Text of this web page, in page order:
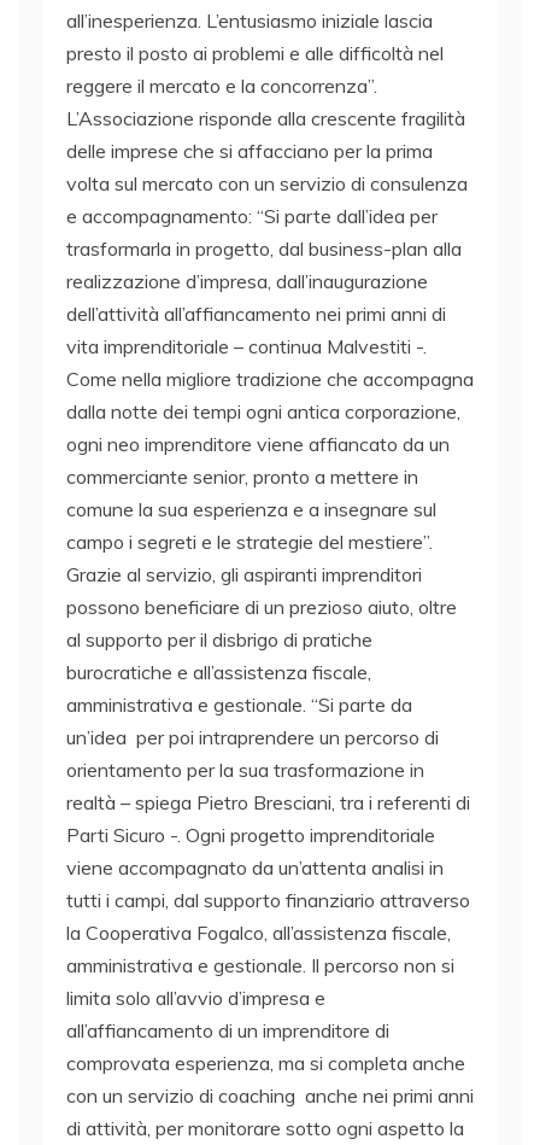
all’inesperienza. L’entusiasmo iniziale lascia
presto il posto ai problemi e alle difficoltà nel
reggere il mercato e la concorrenza”.
L’Associazione risponde alla crescente fragilità
delle imprese che si affacciano per la prima
volta sul mercato con un servizio di consulenza
e accompagnamento: “Si parte dall’idea per
trasformarla in progetto, dal business-plan alla
realizzazione d’impresa, dall’inaugurazione
dell’attività all’affiancamento nei primi anni di
vita imprenditoriale – continua Malvestiti -.
Come nella migliore tradizione che accompagna
dalla notte dei tempi ogni antica corporazione,
ogni neo imprenditore viene affiancato da un
commerciante senior, pronto a mettere in
comune la sua esperienza e a insegnare sul
campo i segreti e le strategie del mestiere”.
Grazie al servizio, gli aspiranti imprenditori
possono beneficiare di un prezioso aiuto, oltre
al supporto per il disbrigo di pratiche
burocratiche e all’assistenza fiscale,
amministrativa e gestionale. “Si parte da
un’idea per poi intraprendere un percorso di
orientamento per la sua trasformazione in
realtà – spiega Pietro Bresciani, tra i referenti di
Parti Sicuro -. Ogni progetto imprenditoriale
viene accompagnato da un’attenta analisi in
tutti i campi, dal supporto finanziario attraverso
la Cooperativa Fogalco, all’assistenza fiscale,
amministrativa e gestionale. Il percorso non si
limita solo all’avvio d’impresa e
all’affiancamento di un imprenditore di
comprovata esperienza, ma si completa anche
con un servizio di coaching anche nei primi anni
di attività, per monitorare sotto ogni aspetto la